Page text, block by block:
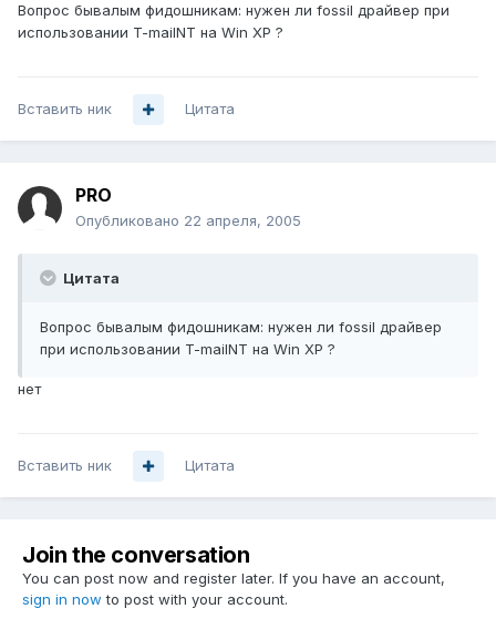
Вопрос бывалым фидошникам: нужен ли fossil драйвер при
использовании T-mailNT на Win XP ?
Вставить ник Цитата
PRO
Опубликовано 22 апреля, 2005
Цитата
Вопрос бывалым фидошникам: нужен ли fossil драйвер
при использовании T-mailNT на Win XP ?
нет
Вставить ник Цитата
Join the conversation
You can post now and register later. If you have an account,
sign in now to post with your account.